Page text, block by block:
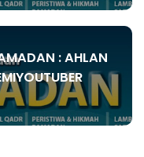
: AHLAN